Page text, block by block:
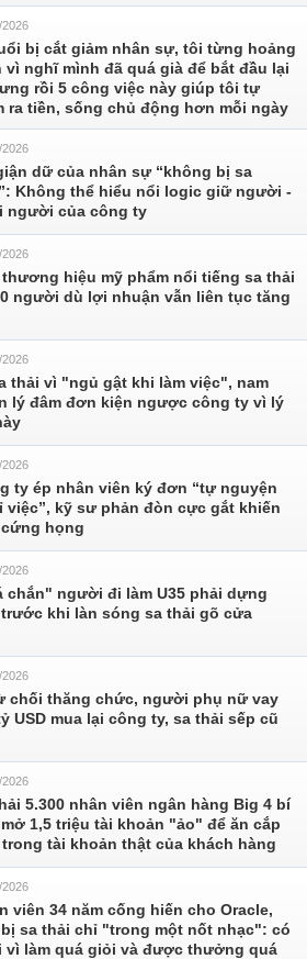
2026
bị cắt giảm nhân sự, tôi từng hoảng
vì nghĩ mình đã quá già để bắt đầu lại
rồi 5 công việc này giúp tôi tự
ra tiền, sống chủ động hơn mỗi ngày
2026
dữ của nhân sự “không bị sa
Không thể hiểu nổi logic giữ người -
người của công ty
2026
thương hiệu mỹ phẩm nổi tiếng sa thải
người dù lợi nhuận vẫn liên tục tăng
2026
thải vì "ngủ gật khi làm việc", nam
lý đâm đơn kiện ngược công ty vì lý
2026
ty ép nhân viên ký đơn “tự nguyện
việc”, kỹ sư phản đòn cực gắt khiến
họng
2026
chắn" người đi làm U35 phải dựng
khi làn sóng sa thải gõ cửa
2026
chối thăng chức, người phụ nữ vay
USD mua lại công ty, sa thải sếp cũ
2026
5.300 nhân viên ngân hàng Big 4 bí
1,5 triệu tài khoản "ảo" để ăn cắp
tài khoản thật của khách hàng
2026
viên 34 năm cống hiến cho Oracle,
sa thải chỉ "trong một nốt nhạc": có
vì làm quá giỏi và được thưởng quá